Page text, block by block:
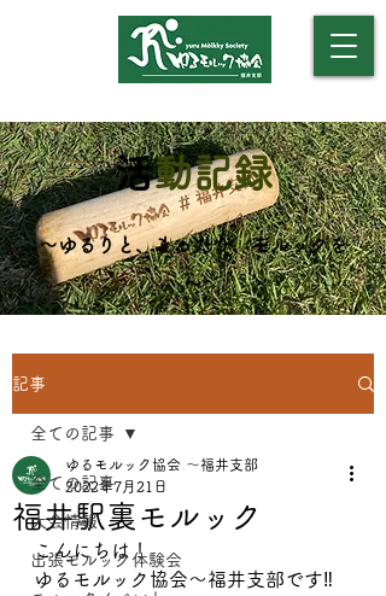
​活動記録
​～ゆるりと、まったり、モルックを
～
記事
全ての記事
大会情報
出張モルック体験会
全ての記事
福井駅裏モルック
ゆるモルック協会 〜福井支部
2022年7月21日
こんにちは！
ゆるモルック協会〜福井支部です‼️